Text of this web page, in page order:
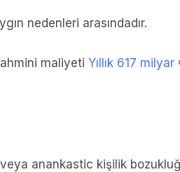
nedenleri arasındadır.
maliyeti Yıllık 617 milyar
anankastic kişilik